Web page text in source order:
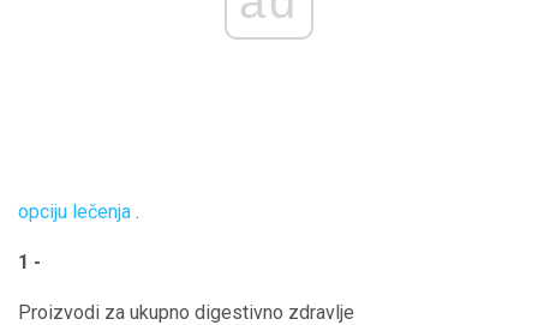
opciju lečenja .
1 -
Proizvodi za ukupno digestivno zdravlje